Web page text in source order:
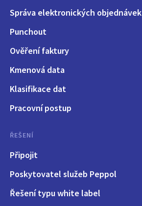
Správa elektronických objednávek
Punchout
Ověření faktury
Kmenová data
Klasifikace dat
Pracovní postup
ŘEŠENÍ
Připojit
Poskytovatel služeb Peppol
Řešení typu white label